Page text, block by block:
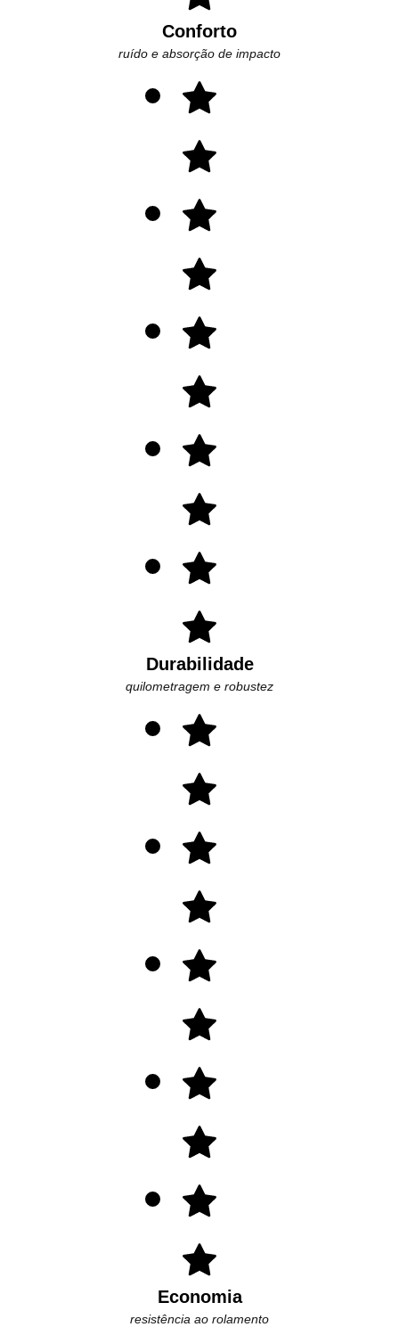
Conforto
ruído e absorção de impacto
Durabilidade
quilometragem e robustez
Economia
resistência ao rolamento